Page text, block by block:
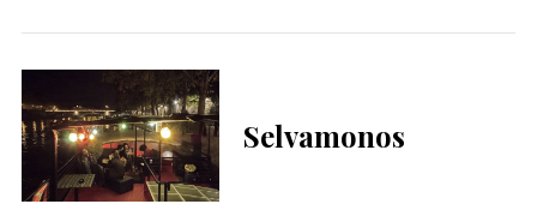
Selvamonos